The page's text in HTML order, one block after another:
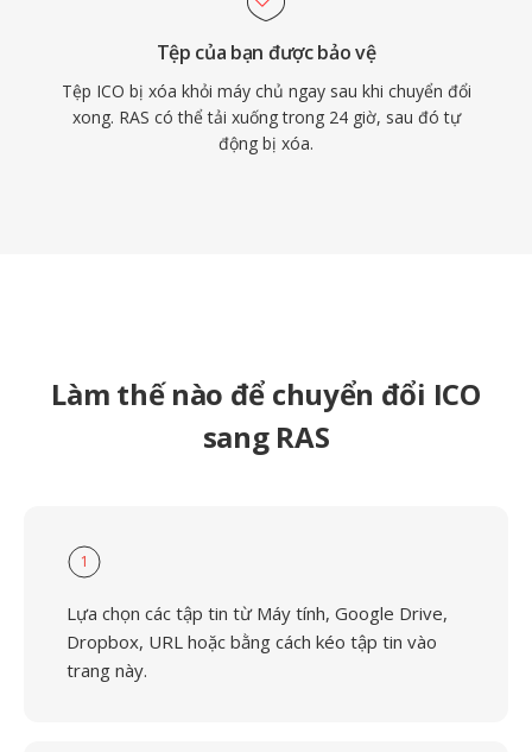
Tệp của bạn được bảo vệ
Tệp ICO bị xóa khỏi máy chủ ngay sau khi chuyển đổi
xong. RAS có thể tải xuống trong 24 giờ, sau đó tự
động bị xóa.
Làm thế nào để chuyển đổi ICO
sang RAS
1
Lựa chọn các tập tin từ Máy tính, Google Drive,
Dropbox, URL hoặc bằng cách kéo tập tin vào
trang này.